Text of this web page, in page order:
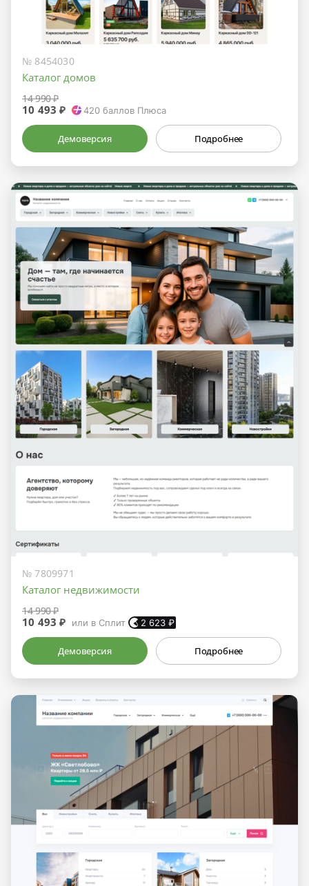
№ 8454030
Каталог домов
14 990 ₽
10 493 ₽ 420баллов Плюса
Демоверсия Подробнее
№ 7809971
Каталог недвижимости
14 990 ₽
10 493 ₽ или в Сплит 2 623₽
Демоверсия Подробнее